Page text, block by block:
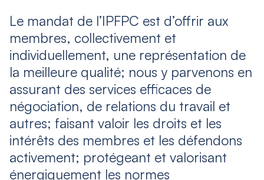
Le mandat de l’IPFPC est d’offrir aux
membres, collectivement et
individuellement, une représentation de
la meilleure qualité; nous y parvenons en
assurant des services efficaces de
négociation, de relations du travail et
autres; faisant valoir les droits et les
intérêts des membres et les défendons
activement; protégeant et valorisant
énergiquement les normes